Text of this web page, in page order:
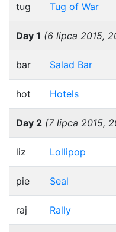
tug Tug of War
Day 1 (6 lipca 2015,
bar Salad Bar
hot Hotels
Day 2 (7 lipca 2015,
liz Lollipop
pie Seal
raj Rally